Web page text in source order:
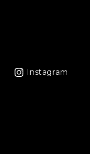
Instagram